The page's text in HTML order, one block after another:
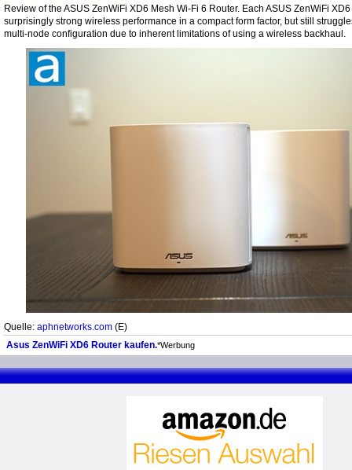
Review of the ASUS ZenWiFi XD6 Mesh Wi-Fi 6 Router. Each ASUS ZenWiFi
surprisingly strong wireless performance in a compact form factor, but still
multi-node configuration due to inherent limitations of using a wireless backhaul.
Quelle: aphnetworks.com (E)
Asus ZenWiFi XD6 Router kaufen.*Werbung